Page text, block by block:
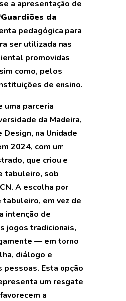
a apresentação de
da
pedagógica para
ser utilizada nas
promovidas
como, pelos
de ensino.
uma parceria
da Madeira,
na Unidade
2024, com um
que criou e
tabuleiro, sob
A escolha por
tabuleiro, em vez de
intenção de
jogos tradicionais,
— em torno
diálogo e
Esta opção
um resgate
a